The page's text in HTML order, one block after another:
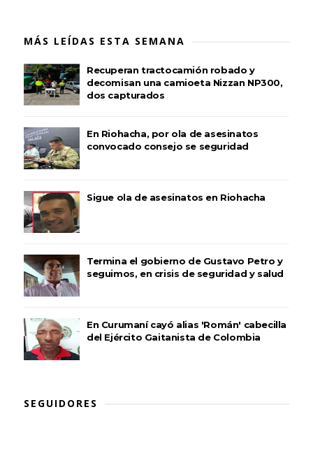
MÁS LEÍDAS ESTA SEMANA
Recuperan tractocamión robado y
decomisan una camioeta Nizzan NP300,
dos capturados
En Riohacha, por ola de asesinatos
convocado consejo se seguridad
Sigue ola de asesinatos en Riohacha
Termina el gobierno de Gustavo Petro y
seguimos, en crisis de seguridad y salud
En Curumaní cayó alias 'Román' cabecilla
del Ejército Gaitanista de Colombia
SEGUIDORES